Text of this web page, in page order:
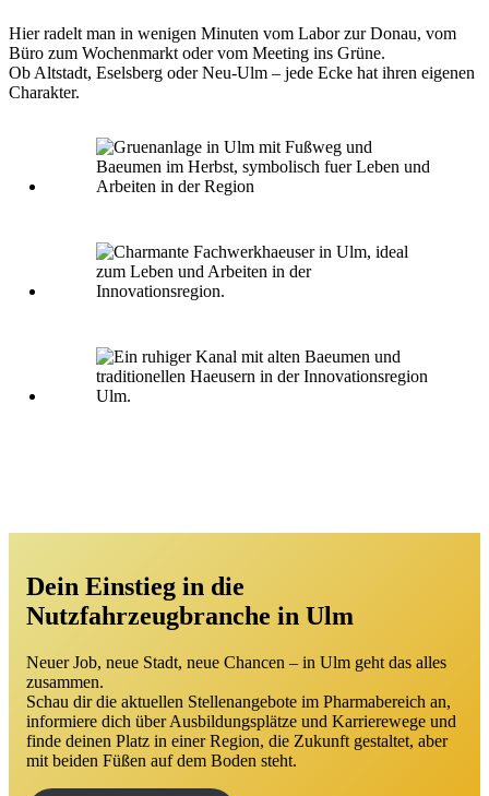
Hier radelt man in wenigen Minuten vom Labor zur Donau, vom
Büro zum Wochenmarkt oder vom Meeting ins Grüne.
Ob Altstadt, Eselsberg oder Neu-Ulm – jede Ecke hat ihren eigenen
Charakter.
Dein Einstieg in die
Nutzfahrzeugbranche in Ulm
Neuer Job, neue Stadt, neue Chancen – in Ulm geht das alles
zusammen.
Schau dir die aktuellen Stellenangebote im Pharmabereich an,
informiere dich über Ausbildungsplätze und Karrierewege und
finde deinen Platz in einer Region, die Zukunft gestaltet, aber
mit beiden Füßen auf dem Boden steht.